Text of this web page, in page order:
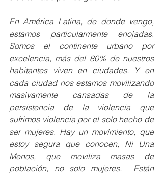
En América Latina, de donde vengo,
estamos particularmente enojadas.
Somos el continente urbano por
excelencia, más del 80% de nuestros
habitantes viven en ciudades. Y en
cada ciudad nos estamos movilizando
masivamente cansadas de la
persistencia de la violencia que
sufrimos violencia por el solo hecho de
ser mujeres. Hay un movimiento, que
estoy segura que conocen, Ni Una
Menos, que moviliza masas de
población, no solo mujeres.  Están